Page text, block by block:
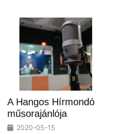
A Hangos Hírmondó
műsorajánlója
2020-05-15